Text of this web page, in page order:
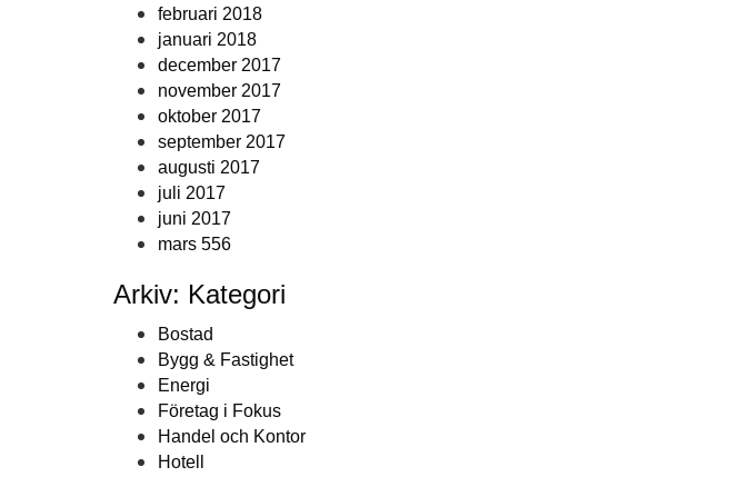
februari 2018
januari 2018
december 2017
november 2017
oktober 2017
september 2017
augusti 2017
juli 2017
juni 2017
mars 556
Arkiv: Kategori
Bostad
Bygg & Fastighet
Energi
Företag i Fokus
Handel och Kontor
Hotell